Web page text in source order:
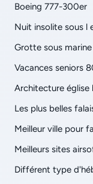
Boeing 777-300er
Nuit insolite sous l
Grotte sous marine
Vacances seniors
Architecture église
Les plus belles
Meilleur ville pour
Meilleurs sites
Différent type